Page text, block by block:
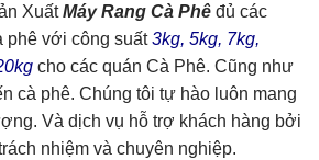
XuấtMáy Rang Cà Phê đủ các
phê với công suất3kg, 5kg, 7kg,
cho các quán Cà Phê. Cũng như
cà phê. Chúng tôi tự hào luôn mang
Và dịch vụ hỗ trợ khách hàng bởi
nhiệm và chuyên nghiệp.